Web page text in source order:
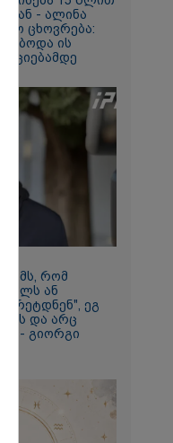
- ალინა
ცხოვრება:
ის
რომ
ან
ეგ
და არც
- გიორგი